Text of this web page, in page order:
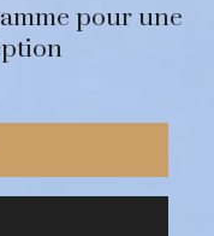
pour une